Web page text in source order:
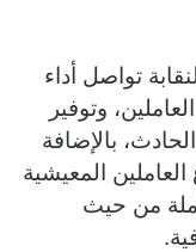
تواصل أداء
وتوفير
بالإضافة
المعيشية
من حيث